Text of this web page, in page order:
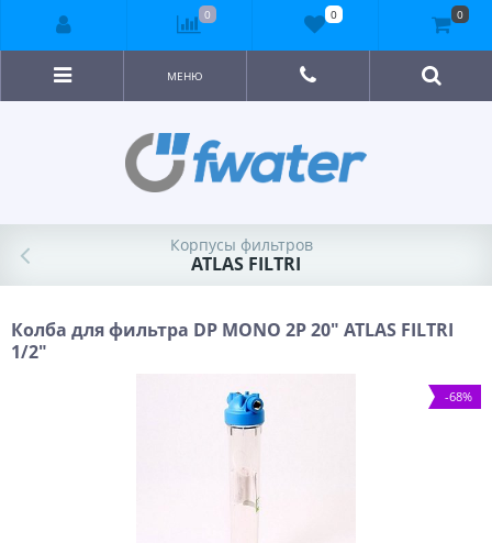
МЕНЮ
Корпусы фильтров
ATLAS FILTRI
Колба для фильтра DP MONO 2P 20" ATLAS FILTRI
1/2"
-68%
0 0 0